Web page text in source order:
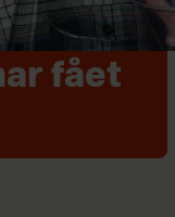
fået